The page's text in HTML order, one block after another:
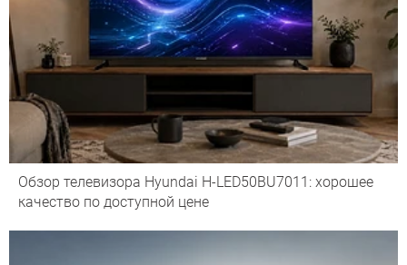
Обзор телевизора Hyundai H-LED50BU7011: хорошее
качество по доступной цене